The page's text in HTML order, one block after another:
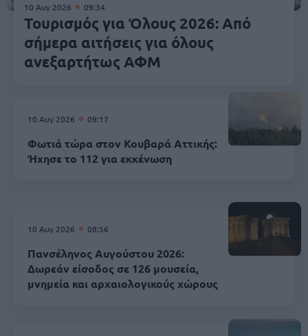
10 Αυγ 2026 09:34
Τουρισμός για Όλους 2026: Από
σήμερα αιτήσεις για όλους
ανεξαρτήτως ΑΦΜ
10 Αυγ 2026 09:17
Φωτιά τώρα στον Κουβαρά Αττικής:
Ήχησε το 112 για εκκένωση
10 Αυγ 2026 08:56
Πανσέληνος Αυγούστου 2026:
Δωρεάν είσοδος σε 126 μουσεία,
μνημεία και αρχαιολογικούς χώρους